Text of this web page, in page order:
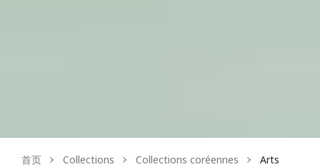
首页 Collections Collections coréennes
Arts